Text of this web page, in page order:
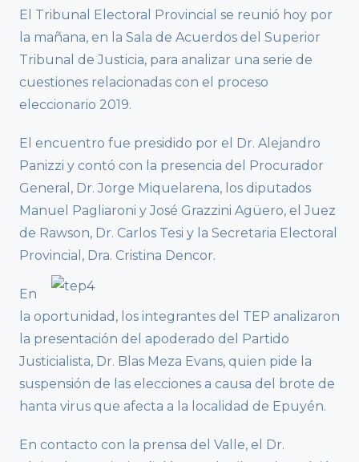
El Tribunal Electoral Provincial se reunió hoy por
la mañana, en la Sala de Acuerdos del Superior
Tribunal de Justicia, para analizar una serie de
cuestiones relacionadas con el proceso
eleccionario 2019.
El encuentro fue presidido por el Dr. Alejandro
Panizzi y contó con la presencia del Procurador
General, Dr. Jorge Miquelarena, los diputados
Manuel Pagliaroni y José Grazzini Agüero, el Juez
de Rawson, Dr. Carlos Tesi y la Secretaria Electoral
Provincial, Dra. Cristina Dencor.
En
la oportunidad, los integrantes del TEP analizaron
la presentación del apoderado del Partido
Justicialista, Dr. Blas Meza Evans, quien pide la
suspensión de las elecciones a causa del brote de
hanta virus que afecta a la localidad de Epuyén.
En contacto con la prensa del Valle, el Dr.